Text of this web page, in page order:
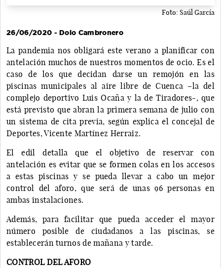
Foto: Saúl García
26/06/2020 - Dolo Cambronero
La pandemia nos obligará este verano a planificar con
antelación muchos de nuestros momentos de ocio. Es el
caso de los que decidan darse un remojón en las
piscinas municipales al aire libre de Cuenca –la del
complejo deportivo Luis Ocaña y la de Tiradores-, que
está previsto que abran la primera semana de julio con
un sistema de cita previa, según explica el concejal de
Deportes, Vicente Martínez Herraiz.
El edil detalla que el objetivo de reservar con
antelación es evitar que se formen colas en los accesos
a estas piscinas y se pueda llevar a cabo un mejor
control del aforo, que será de unas 96 personas en
ambas instalaciones.
Además, para facilitar que pueda acceder el mayor
número posible de ciudadanos a las piscinas, se
establecerán turnos de mañana y tarde.
CONTROL DEL AFORO